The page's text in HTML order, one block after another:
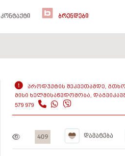
ᲙᲝᲜᲢᲐᲥᲢᲘ ᲑᲠᲔᲜᲓᲔᲑᲘ
ᲞᲠᲝᲓᲣᲥᲢᲘᲡ ᲨᲔᲙᲕᲔᲗᲐᲛᲓᲔ,
ᲛᲘᲡᲘ ᲮᲔᲚᲛᲘᲡᲐᲬᲕᲓᲝᲛᲝᲑᲐ,
579 979
409 ᲓᲐᲛᲐᲢᲔᲑᲐ